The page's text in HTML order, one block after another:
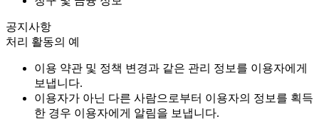
공지사항
처리 활동의 예
이용 약관 및 정책 변경과 같은 관리 정보를 이용자에게
보냅니다.
이용자가 아닌 다른 사람으로부터 이용자의 정보를 획득
한 경우 이용자에게 알림을 보냅니다.